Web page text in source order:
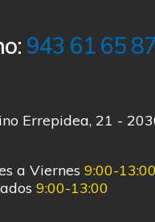
943 61 65 87
Errepidea, 21 -
a Viernes 9:00-
9:00-13:00